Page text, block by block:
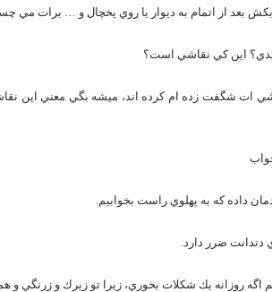
بعد از اتمام به ديوار يا روي يخچال و … برات مي
اين كي نقاشي است؟
ات شگفت زده ام كرده اند، ميشه بگي معني اين
داده كه به پهلوي راست بخوابيم.
دندانت ضرر دارد.
روزانه يك شكلات بخوري، زيرا تو زيرك و زرنگي و